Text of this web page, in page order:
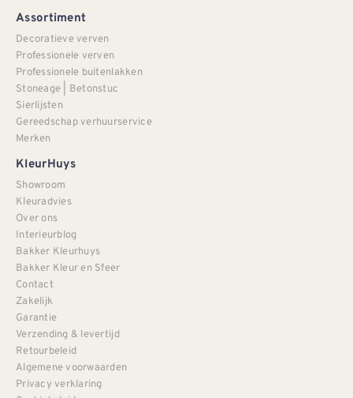
Assortiment
Decoratieve verven
Professionele verven
Professionele buitenlakken
Stoneage | Betonstuc
Sierlijsten
Gereedschap verhuurservice
Merken
KleurHuys
Showroom
Kleuradvies
Over ons
Interieurblog
Bakker Kleurhuys
Bakker Kleur en Sfeer
Contact
Zakelijk
Garantie
Verzending & levertijd
Retourbeleid
Algemene voorwaarden
Privacy verklaring